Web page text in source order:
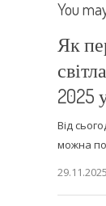
You
Як
2025
Від
можна
29.11.2025